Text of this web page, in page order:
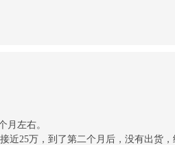
月左右。
25万，到了第二个月后，没有出货